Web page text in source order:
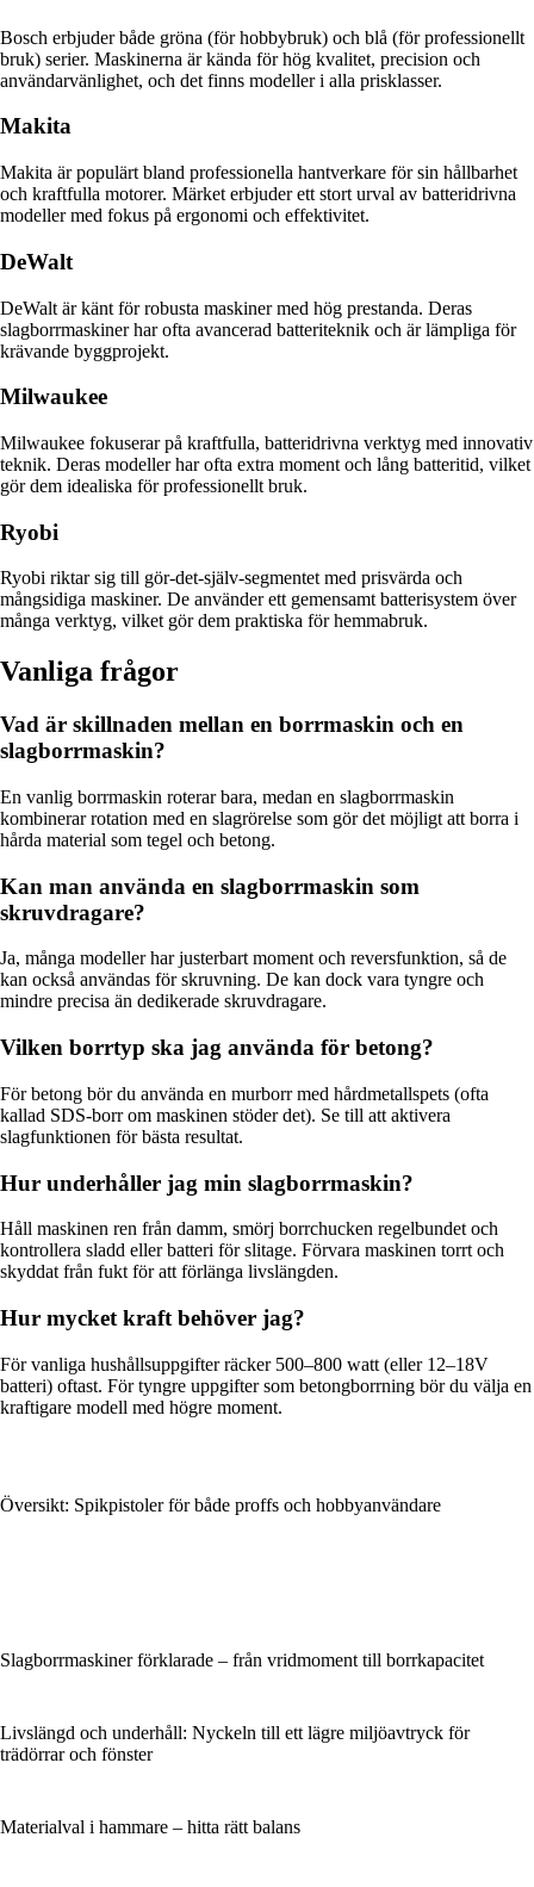
Bosch erbjuder både gröna (för hobbybruk) och blå (för professionellt
bruk) serier. Maskinerna är kända för hög kvalitet, precision och
användarvänlighet, och det finns modeller i alla prisklasser.
Makita
Makita är populärt bland professionella hantverkare för sin hållbarhet
och kraftfulla motorer. Märket erbjuder ett stort urval av batteridrivna
modeller med fokus på ergonomi och effektivitet.
DeWalt
DeWalt är känt för robusta maskiner med hög prestanda. Deras
slagborrmaskiner har ofta avancerad batteriteknik och är lämpliga för
krävande byggprojekt.
Milwaukee
Milwaukee fokuserar på kraftfulla, batteridrivna verktyg med innovativ
teknik. Deras modeller har ofta extra moment och lång batteritid, vilket
gör dem idealiska för professionellt bruk.
Ryobi
Ryobi riktar sig till gör-det-själv-segmentet med prisvärda och
mångsidiga maskiner. De använder ett gemensamt batterisystem över
många verktyg, vilket gör dem praktiska för hemmabruk.
Vanliga frågor
Vad är skillnaden mellan en borrmaskin och en
slagborrmaskin?
En vanlig borrmaskin roterar bara, medan en slagborrmaskin
kombinerar rotation med en slagrörelse som gör det möjligt att borra i
hårda material som tegel och betong.
Kan man använda en slagborrmaskin som
skruvdragare?
Ja, många modeller har justerbart moment och reversfunktion, så de
kan också användas för skruvning. De kan dock vara tyngre och
mindre precisa än dedikerade skruvdragare.
Vilken borrtyp ska jag använda för betong?
För betong bör du använda en murborr med hårdmetallspets (ofta
kallad SDS-borr om maskinen stöder det). Se till att aktivera
slagfunktionen för bästa resultat.
Hur underhåller jag min slagborrmaskin?
Håll maskinen ren från damm, smörj borrchucken regelbundet och
kontrollera sladd eller batteri för slitage. Förvara maskinen torrt och
skyddat från fukt för att förlänga livslängden.
Hur mycket kraft behöver jag?
För vanliga hushållsuppgifter räcker 500–800 watt (eller 12–18V
batteri) oftast. För tyngre uppgifter som betongborrning bör du välja en
kraftigare modell med högre moment.
Översikt: Spikpistoler för både proffs och hobbyanvändare
Slagborrmaskiner förklarade – från vridmoment till borrkapacitet
Livslängd och underhåll: Nyckeln till ett lägre miljöavtryck för
trädörrar och ­fönster
Materialval i hammare – hitta rätt balans